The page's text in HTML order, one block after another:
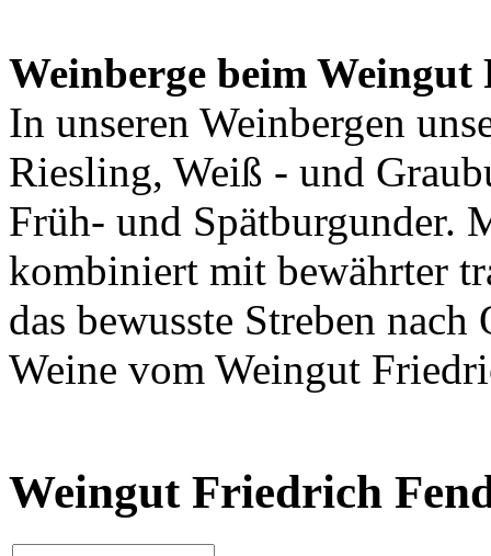
Weinberge beim
In unseren Weinbergen
Riesling, Weiß - und
Früh- und Spätburgunder.
kombiniert mit bewährter
das bewusste Streben
Weine vom Weingut
Weingut Friedrich